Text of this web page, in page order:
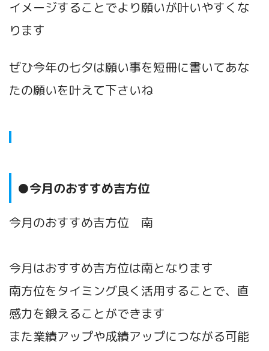
イメージすることでより願いが叶いやすくな
ります
ぜひ今年の七夕は願い事を短冊に書いてあな
たの願いを叶えて下さいね
●今月のおすすめ吉方位
今月のおすすめ吉方位 南
今月はおすすめ吉方位は南となります
南方位をタイミング良く活用することで、直
感力を鍛えることができます
また業績アップや成績アップにつながる可能